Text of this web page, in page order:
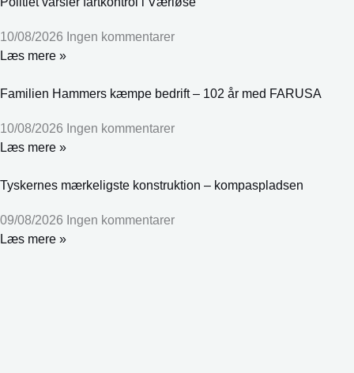
10/08/2026 Ingen kommentarer
Læs mere »
Familien Hammers kæmpe bedrift – 102 år med FARUSA
10/08/2026 Ingen kommentarer
Læs mere »
Tyskernes mærkeligste konstruktion – kompaspladsen
09/08/2026 Ingen kommentarer
Læs mere »